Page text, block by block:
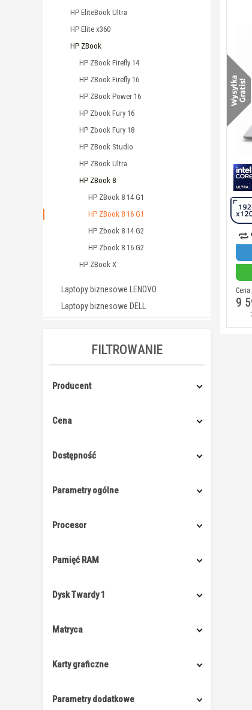
HP EliteBook Ultra
HP Elite x360
HP ZBook
HP ZBook Firefly 14
HP ZBook Firefly 16
HP ZBook Power 16
HP Zbook Fury 16
HP Zbook Fury 18
HP ZBook Studio
HP ZBook Ultra
HP ZBook 8
HP ZBook 8 14 G1
HP ZBook 8 16 G1
HP Zbook 8 14 G2
HP Zbook 8 16 G2
HP ZBook X
Laptopy biznesowe LENOVO
Laptopy biznesowe DELL
FILTROWANIE
Producent
Cena
Dostępność
Parametry ogólne
Procesor
Pamięć RAM
Dysk Twardy 1
Matryca
Karty graficzne
Parametry dodatkowe
Cena:
9